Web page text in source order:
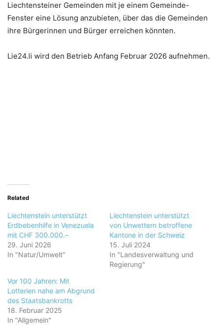
Liechtensteiner Gemeinden mit je einem Gemeinde-
Fenster eine Lösung anzubieten, über das die Gemeinden
ihre Bürgerinnen und Bürger erreichen könnten.
Lie24.li wird den Betrieb Anfang Februar 2026 aufnehmen.
Related
Liechtenstein unterstützt
Erdbebenhilfe in Venezuela
mit CHF 300.000.–
29. Juni 2026
In "Natur/Umwelt"
Liechtenstein unterstützt
von Unwettern betroffene
Kantone in der Schweiz
15. Juli 2024
In "Landesverwaltung und
Regierung"
Vor 100 Jahren: Mit
Lotterien nahe am Abgrund
des Staatsbankrotts
18. Februar 2025
In "Allgemein"